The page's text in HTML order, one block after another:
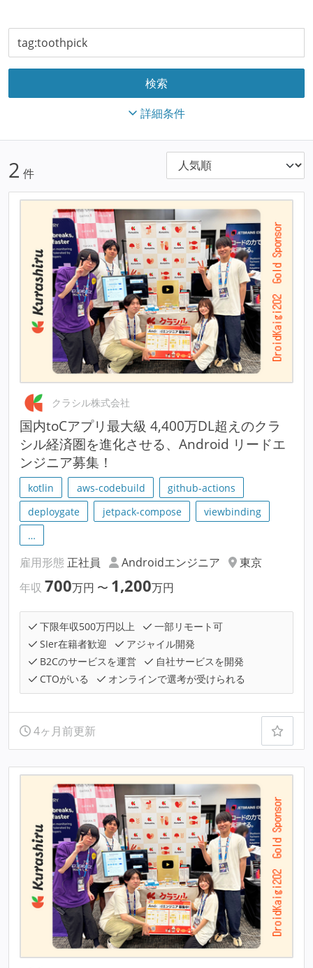
詳細条件
2 件
クラシル株式会社
国内toCアプリ最大級 4,400万DL超えのクラ
シル経済圏を進化させる、Android リードエ
ンジニア募集！
kotlin aws-codebuild
github-actions
deploygate
jetpack-compose
viewbinding
…
雇用形態 正社員 Androidエンジニア
東京
年収 700万円 〜 1,200万円
下限年収500万円以上
一部リモート可
SIer在籍者歓迎
アジャイル開発
B2Cのサービスを運営
自社サービスを開発
CTOがいる
オンラインで選考が受けられる
4ヶ月前更新